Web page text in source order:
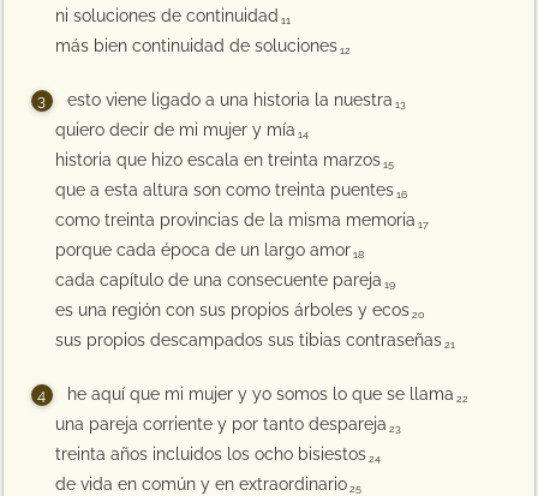
ni soluciones de continuidad 11
más bien continuidad de soluciones 12
esto viene ligado a una historia la nuestra 13
quiero decir de mi mujer y mía 14
historia que hizo escala en treinta marzos 15
que a esta altura son como treinta puentes 16
como treinta provincias de la misma memoria 17
porque cada época de un largo amor 18
cada capítulo de una consecuente pareja 19
es una región con sus propios árboles y ecos 20
sus propios descampados sus tibias contraseñas 21
he aquí que mi mujer y yo somos lo que se llama 22
una pareja corriente y por tanto despareja 23
treinta años incluidos los ocho bisiestos 24
de vida en común y en extraordinario 25